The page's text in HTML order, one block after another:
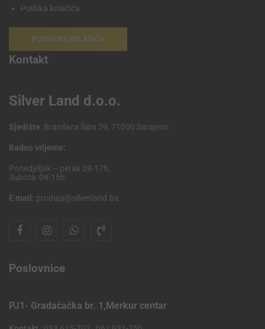
Politika kolačića
POSTAVKE KOLAČIĆA
Kontakt
Silver Land d.o.o.
Sjedište: Branilaca Šipa 39, 71000 Sarajevo
Radno vrijeme:
Ponedjeljak – petak 09-17h,
Subota: 09-15h
E mail: prodaja@silverland.ba
Poslovnice
PJ1- Gradačačka br. 1,Merkur centar